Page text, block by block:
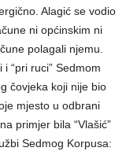
Alagić se vodio
ni općinskim ni
polagali njemu.
“pri ruci” Sedmom
čovjeka koji nije bio
mjesto u odbrani
primjer bila “Vlašić”
Sedmog Korpusa: